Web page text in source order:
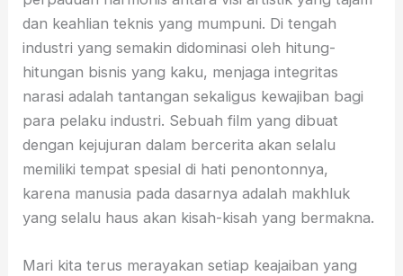
dan keahlian teknis yang mumpuni. Di tengah
industri yang semakin didominasi oleh hitung-
hitungan bisnis yang kaku, menjaga integritas
narasi adalah tantangan sekaligus kewajiban bagi
para pelaku industri. Sebuah film yang dibuat
dengan kejujuran dalam bercerita akan selalu
memiliki tempat spesial di hati penontonnya,
karena manusia pada dasarnya adalah makhluk
yang selalu haus akan kisah-kisah yang bermakna.
Mari kita terus merayakan setiap keajaiban yang